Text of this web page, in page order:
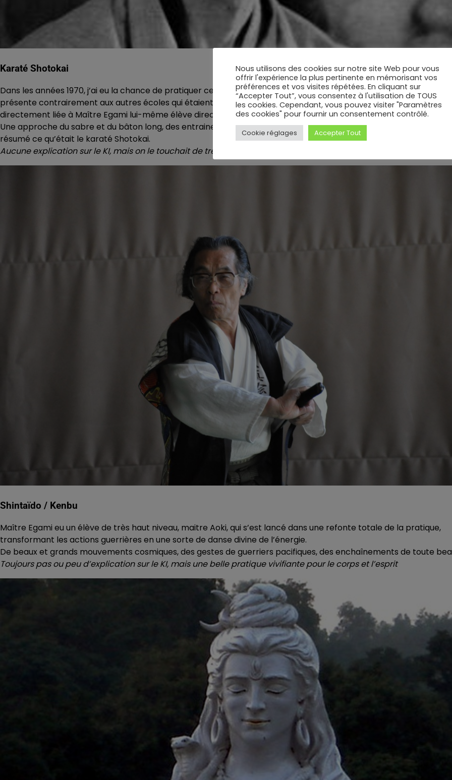
Karaté Shotokai
Dans les années 1970, j’ai eu la chance de pratiquer ce karaté si particulier dans lequel l’approche de l’énergie
présente contrairement aux autres écoles qui étaient dans un travail musculaire et plus guerrier. Notre école été
directement liée à Maître Egami lui-même élève direct de maître Funakoshi créateur du karaté moderne.
Une approche du sabre et du bâton long, des entrainements de fou où l’on sortait toute notre belle énergie. Voilà
résumé ce qu’était le karaté Shotokai.
Aucune explication sur le KI, mais on le touchait de très près !
Shintaïdo / Kenbu
Maître Egami eu un élève de très haut niveau, maitre Aoki, qui s’est lancé dans une refonte totale de la pratique,
transformant les actions guerrières en une sorte de danse divine de l’énergie.
De beaux et grands mouvements cosmiques, des gestes de guerriers pacifiques, des enchaînements de toute
Toujours pas ou peu d’explication sur le KI, mais une belle pratique vivifiante pour le corps et l’esprit
Nous utilisons des cookies sur notre site Web pour vous
offrir l'expérience la plus pertinente en mémorisant vos
préférences et vos visites répétées. En cliquant sur
“Accepter Tout”, vous consentez à l'utilisation de TOUS
les cookies. Cependant, vous pouvez visiter "Paramètres
des cookies" pour fournir un consentement contrôlé.
Cookie réglages Accepter Tout